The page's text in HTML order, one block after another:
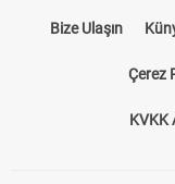
Bize Ulaşın
Çerez
KVKK